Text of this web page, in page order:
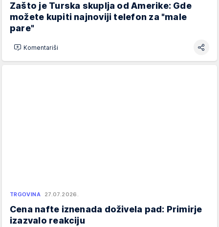
Zašto je Turska skuplja od Amerike: Gde
možete kupiti najnoviji telefon za "male
pare"
Komentariši
TRGOVINA 27.07.2026.
Cena nafte iznenada doživela pad: Primirje
izazvalo reakciju